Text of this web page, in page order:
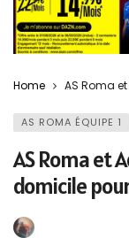
Home AS Roma
AS ROMA ÉQUIPE 1
AS Roma et
domicile